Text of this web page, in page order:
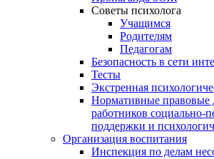
Советы психолога
Учащимся
Родителям
Педагогам
Безопасность в сети
Тесты
Экстренная
Нормативные правовые
работников социально-
поддержки и
Организация воспитания
Инспекция по делам